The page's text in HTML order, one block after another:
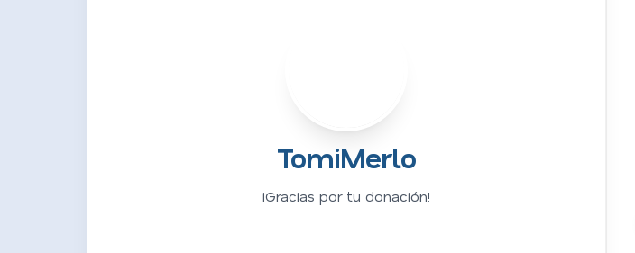
TomiMerlo
¡Gracias por tu donación!